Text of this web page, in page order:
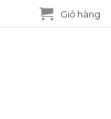
Giỏ hàng